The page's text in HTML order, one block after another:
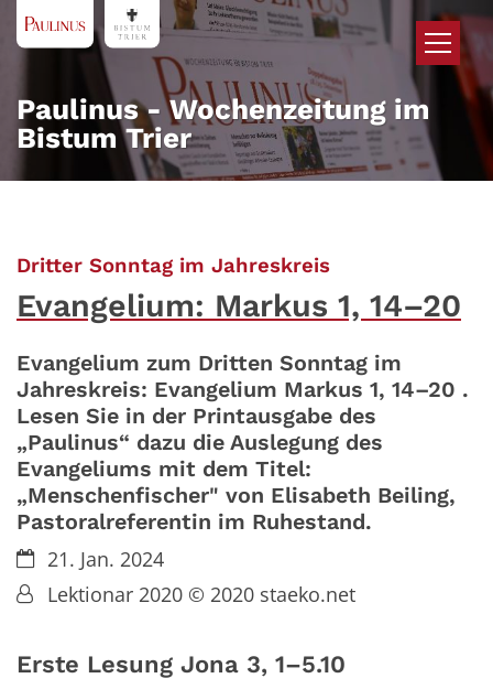
Zum Inhalt springen
Paulinus - Wochenzeitung im
Bistum Trier
Dritter Sonntag im Jahreskreis:
Evangelium: Markus 1, 14–20
Evangelium zum Dritten Sonntag im
Jahreskreis: Evangelium Markus 1, 14–20 .
Lesen Sie in der Printausgabe des
„Paulinus“ dazu die Auslegung des
Evangeliums mit dem Titel:
„Menschenfischer" von Elisabeth Beiling,
Pastoralreferentin im Ruhestand.
Datum:21. Jan. 2024
Von:Lektionar 2020 © 2020 staeko.net
Erste Lesung Jona 3, 1–5.10